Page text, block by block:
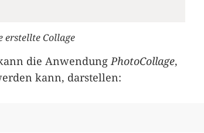
erstellte Collage
die AnwendungPhotoCollage,
kann, darstellen: